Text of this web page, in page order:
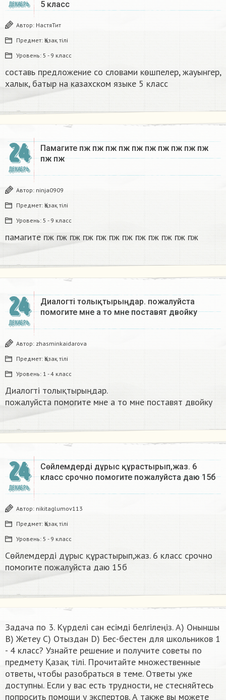
ДЕКАБРЬ
5 класс​
Автор: НастяТит
Предмет: Қазақ тiлi
Уровень: 5 - 9 класс
составь предложение со словами көшпелер, жауынгер,
халык, батыр на казахском языке 5 класс​
24
ДЕКАБРЬ
Памагите пж пж пж пж пж пж пж пж пж пж
пж пж​
Автор: ninja0909
Предмет: Қазақ тiлi
Уровень: 5 - 9 класс
памагите пж пж пж пж пж пж пж пж пж пж пж пж​
24
ДЕКАБРЬ
Диалогті толықтырыңдар. пожалуйста
помогите мне а то мне поставят двойку​
Автор: zhasminkaidarova
Предмет: Қазақ тiлi
Уровень: 1 - 4 класс
Диалогті толықтырыңдар.
пожалуйста помогите мне а то мне поставят двойку​
24
ДЕКАБРЬ
Сөйлемдерді дұрыс құрастырып,жаз. 6
класс срочно помогите пожалуйста даю 15б​
Автор: nikitaglumov113
Предмет: Қазақ тiлi
Уровень: 5 - 9 класс
Сөйлемдерді дұрыс құрастырып,жаз. 6 класс срочно
помогите пожалуйста даю 15б​
Задача по 3. Күрделі сан есімді белгілеңіз. A) Оныншы
B) Жетеу C) Отыздан D) Бес-бестен для школьников 1
- 4 класс? Узнайте решение и получите советы по
предмету Қазақ тiлi. Прочитайте множественные
ответы, чтобы разобраться в теме. Ответы уже
доступны. Если у вас есть трудности, не стесняйтесь
попросить помощи у экспертов. А также вы можете